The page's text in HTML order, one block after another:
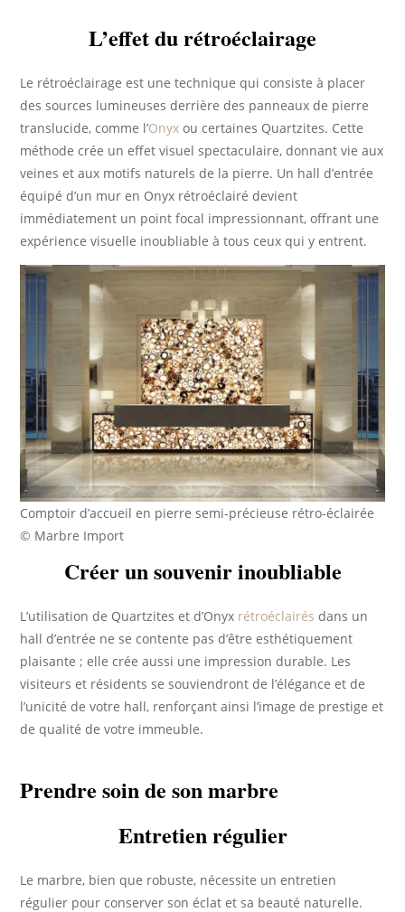
L’effet du rétroéclairage
Le rétroéclairage est une technique qui consiste à placer
des sources lumineuses derrière des panneaux de pierre
translucide, comme l’Onyx ou certaines Quartzites. Cette
méthode crée un effet visuel spectaculaire, donnant vie aux
veines et aux motifs naturels de la pierre. Un hall d’entrée
équipé d’un mur en Onyx rétroéclairé devient
immédiatement un point focal impressionnant, offrant une
expérience visuelle inoubliable à tous ceux qui y entrent.
Comptoir d’accueil en pierre semi-précieuse rétro-éclairée
© Marbre Import
Créer un souvenir inoubliable
L’utilisation de Quartzites et d’Onyx rétroéclairés dans un
hall d’entrée ne se contente pas d’être esthétiquement
plaisante ; elle crée aussi une impression durable. Les
visiteurs et résidents se souviendront de l’élégance et de
l’unicité de votre hall, renforçant ainsi l’image de prestige et
de qualité de votre immeuble.
Prendre soin de son marbre
Entretien régulier
Le marbre, bien que robuste, nécessite un entretien
régulier pour conserver son éclat et sa beauté naturelle.